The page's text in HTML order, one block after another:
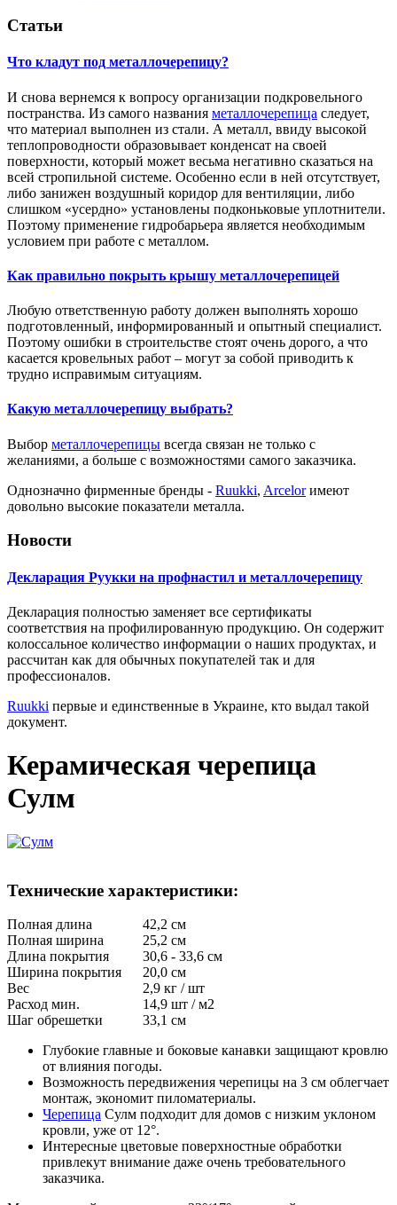
Статьи
Что кладут под металлочерепицу?
И снова вернемся к вопросу организации подкровельного
постранства. Из самого названия металлочерепица следует,
что материал выполнен из стали. А металл, ввиду высокой
теплопроводности образовывает конденсат на своей
поверхности, который может весьма негативно сказаться на
всей стропильной системе. Особенно если в ней отсутствует,
либо занижен воздушный коридор для вентиляции, либо
слишком «усердно» установлены подконьковые уплотнители.
Поэтому применение гидробарьера является необходимым
условием при работе с металлом.
Как правильно покрыть крышу металлочерепицей
Любую ответственную работу должен выполнять хорошо
подготовленный, информированный и опытный специалист.
Поэтому ошибки в строительстве стоят очень дорого, а что
касается кровельных работ – могут за собой приводить к
трудно исправимым ситуациям.
Какую металлочерепицу выбрать?
Выбор металлочерепицы всегда связан не только с
желаниями, а больше с возможностями самого заказчика.
Однозначно фирменные бренды - Ruukki, Arcelorимеют
довольно высокие показатели металла.
Новости
Декларация Руукки на профнастил и металлочерепицу
Декларация полностью заменяет все сертификаты
соответствия на профилированную продукцию. Он содержит
колоссальное количество информации о наших продуктах, и
рассчитан как для обычных покупателей так и для
профессионалов.
Ruukki первые и единственные в Украине, кто выдал такой
документ.
Керамическая черепица
Сулм
Технические характеристики:
Полная длина
42,2 см
Полная ширина
25,2 см
Длина покрытия
30,6 - 33,6 см
Ширина покрытия
20,0 см
Вес
2,9 кг / шт
Расход мин.
14,9 шт / м2
Шаг обрешетки
33,1 см
Глубокие главные и боковые канавки защищают кровлю
от влияния погоды.
Возможность передвижения черепицы на 3 см облегчает
монтаж, экономит пиломатериалы.
Черепица Сулм подходит для домов с низким уклоном
кровли, уже от 12°.
Интересные цветовые поверхностные обработки
привлекут внимание даже очень требовательного
заказчика.